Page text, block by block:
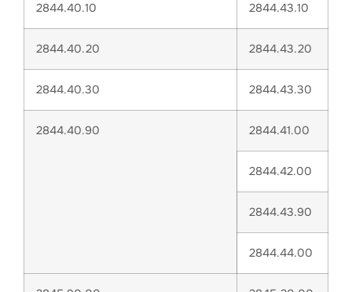
2844.40.10 2844.43.10
2844.40.20 2844.43.20
2844.40.30 2844.43.30
2844.40.90 2844.41.00
2844.42.00
2844.43.90
2844.44.00